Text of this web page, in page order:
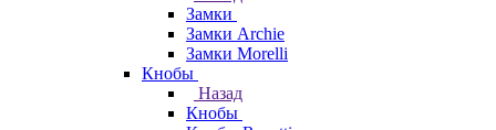
Замки
Замки Archie
Замки Morelli
Кнобы
Назад
Кнобы